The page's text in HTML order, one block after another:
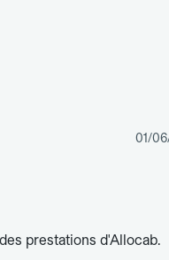
01/
prestations d'Allocab.